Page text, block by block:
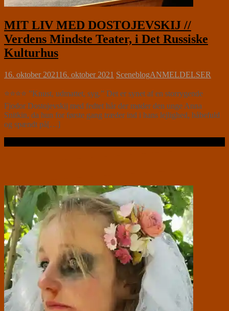
MIT LIV MED DOSTOJEVSKIJ //
Verdens Mindste Teater, i Det Russiske
Kulturhus
16. oktober 202116. oktober 2021 SceneblogANMELDELSER
⭐⭐⭐⭐ ”Knust, udmattet, syg.” Det er synet af en storrygende
Fjodor Dostojevskij med fedtet hår der møder den unge Anna
Snitkin, da hun for første gang træder ind i hans lejlighed, håbefuld
og spændt på[…]